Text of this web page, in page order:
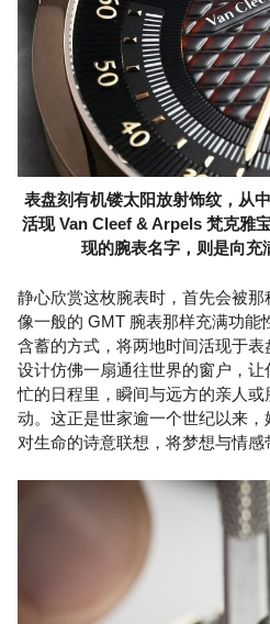
表盘刻有机镂太阳放射饰纹，从
活现 Van Cleef & Arpels 梵克雅
现的腕表名字，则是向充
静心欣赏这枚腕表时，首先会被
像一般的 GMT 腕表那样充满功能
含蓄的方式，将两地时间活现于
设计仿佛一扇通往世界的窗户，
忙的日程里，瞬间与远方的亲人
动。这正是世家逾一个世纪以来
对生命的诗意联想，将梦想与情感